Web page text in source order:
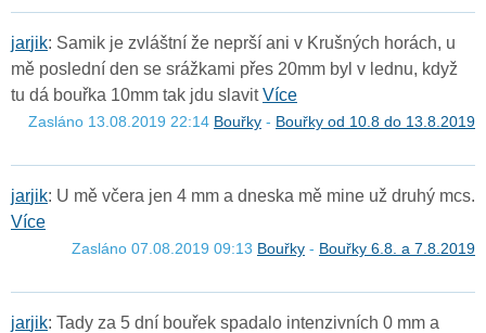
jarjik: Samik je zvláštní že neprší ani v Krušných horách, u
mě poslední den se srážkami přes 20mm byl v lednu, když
tu dá bouřka 10mm tak jdu slavitVíce
Zasláno 13.08.2019 22:14 Bouřky - Bouřky od 10.8 do 13.8.2019
jarjik: U mě včera jen 4 mm a dneska mě mine už druhý mcs.
Více
Zasláno 07.08.2019 09:13 Bouřky - Bouřky 6.8. a 7.8.2019
jarjik: Tady za 5 dní bouřek spadalo intenzivních 0 mm a